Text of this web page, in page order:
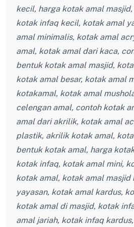
kecil, harga kotak amal
kotak infaq kecil, kotak amal
amal minimalis, kotak amal
amal, kotak amal dari kaca,
bentuk kotak amal masjid,
kotak amal besar, kotak amal
kotakamal, kotak amal
celengan amal, contoh kotak
amal dari akrilik, kotak amal
plastik, akrilik kotak amal,
bentuk kotak amal, harga
kotak infaq, kotak amal mini,
kotak amal, kotak amal masjid
yayasan, kotak amal kardus,
kotak amal di masjid, kotak
amal jariah, kotak infaq